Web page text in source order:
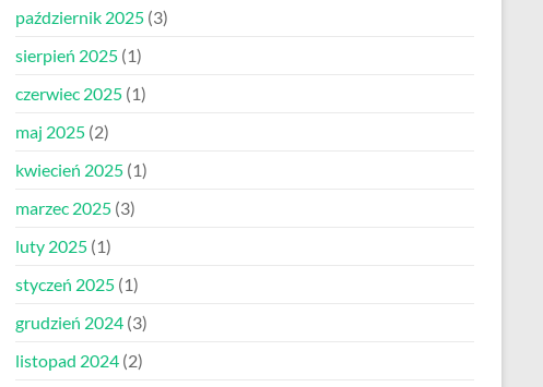
październik 2025 (3)
sierpień 2025 (1)
czerwiec 2025 (1)
maj 2025 (2)
kwiecień 2025 (1)
marzec 2025 (3)
luty 2025 (1)
styczeń 2025 (1)
grudzień 2024 (3)
listopad 2024 (2)